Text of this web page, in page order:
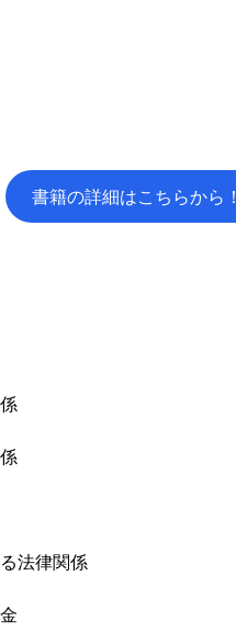
書籍の詳細はこちらから！
法律関係